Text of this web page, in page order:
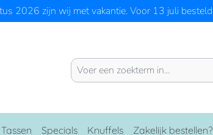
2026 zijn wij met vakantie. Voor 13 juli
Tassen Specials Knuffels Zakelijk bestellen?